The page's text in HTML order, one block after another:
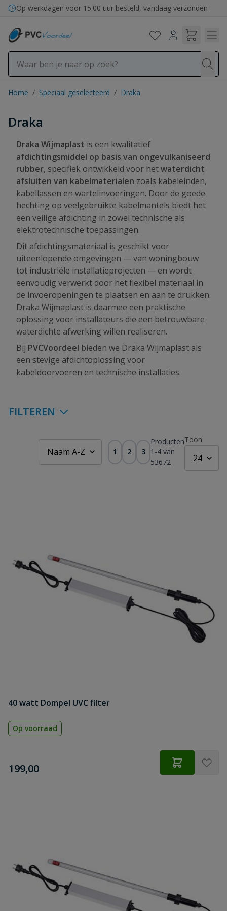
Ga naar de inhoud
Op werkdagen voor 15:00 uur besteld, vandaag verzonden
Home / Speciaal geselecteerd / Draka
Draka
Draka Wijmaplast is een kwalitatief
afdichtingsmiddel op basis van ongevulkaniseerd
rubber, specifiek ontwikkeld voor hetwaterdicht
afsluiten van kabelmaterialen zoals kabeleinden,
kabellassen en wartelinvoeringen. Door de goede
hechting op veelgebruikte kabelmantels biedt het
een veilige afdichting in zowel technische als
elektrotechnische toepassingen.
Dit afdichtingsmateriaal is geschikt voor
uiteenlopende omgevingen — van woningbouw
tot industriële installatieprojecten — en wordt
eenvoudig verwerkt door het flexibel materiaal in
de invoeropeningen te plaatsen en aan te drukken.
Draka Wijmaplast is daarmee een praktische
oplossing voor installateurs die een betrouwbare
waterdichte afwerking willen realiseren.
Bij PVCVoordeel bieden we Draka Wijmaplast als
een stevige afdichtoplossing voor
kabeldoorvoeren en technische installaties.
FILTEREN
Producten
1 -4 van
53672
1 2 3
Toon
40 watt Dompel UVC filter
Op voorraad
€
199,00